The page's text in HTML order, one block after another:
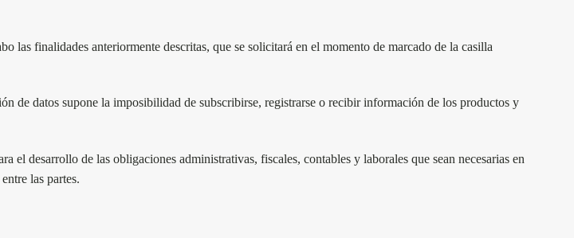
las finalidades anteriormente descritas, que se solicitará en el momento de marcado de la casilla
de datos supone la imposibilidad de subscribirse, registrarse o recibir información de los productos y
el desarrollo de las obligaciones administrativas, fiscales, contables y laborales que sean necesarias en
las partes.